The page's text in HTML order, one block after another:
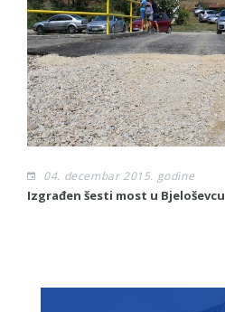
04. decembar 2015. godine
Izgrađen šesti most u Bjeloševcu